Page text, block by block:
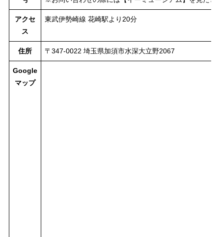
アクセ
ス
東武伊勢崎線 花崎駅より20分
住所 〒347-0022 埼玉県加須市水深大立野2067
Google
マップ